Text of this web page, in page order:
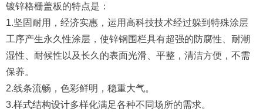
镀锌格栅盖板的特点是：
1.坚固耐用，经济实惠，运用高科技技术经过躲到特殊涂层
工序产生永久性涂层，使锌钢围栏具有超强的防腐性、耐潮
湿性、耐候性以及长久的表面光滑、平整，清洁方便，不需
保养。
2.线条流畅，色彩鲜明，稳重大气。
3.样式结构设计多样化满足各种不同场所的需求。